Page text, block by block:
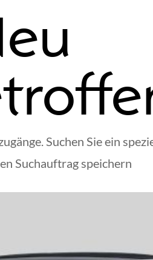
Suchen Sie ein
Suchauftrag speichern